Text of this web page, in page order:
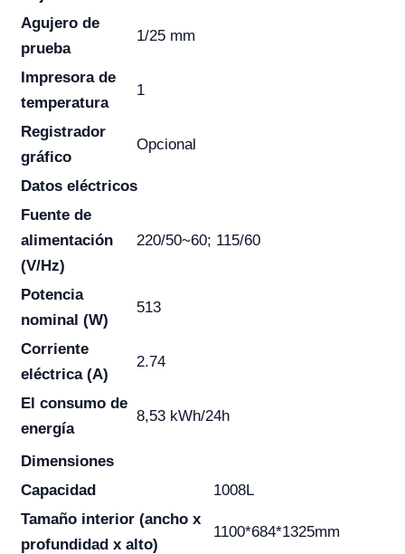
Agujero de
prueba
1/25 mm
Impresora de
temperatura
1
Registrador
gráfico
Opcional
Datos eléctricos
Fuente de
alimentación
(V/Hz)
220/50~60; 115/60
Potencia
nominal (W)
513
Corriente
eléctrica (A)
2.74
El consumo de
energía
8,53 kWh/24h
Dimensiones
Capacidad
1008L
Tamaño interior (ancho x
profundidad x alto)
1100*684*1325mm